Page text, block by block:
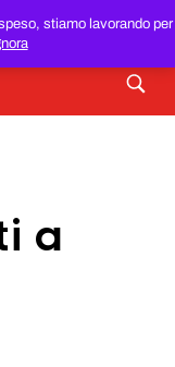
stiamo lavorando per
AL MIGLIOR
a